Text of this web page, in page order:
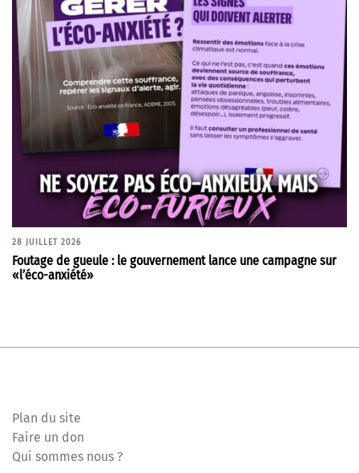
28 JUILLET 2026
Foutage de gueule : le gouvernement lance une campagne sur
«l’éco-anxiété»
Plan du site
Faire un don
Qui sommes nous ?